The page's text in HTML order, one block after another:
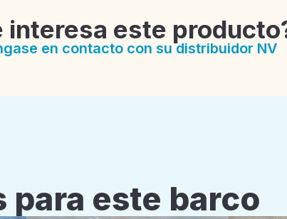
interesa este
en contacto con su distribuidor NV
este barco